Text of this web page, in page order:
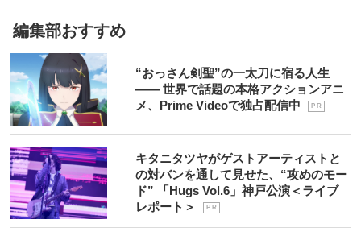
編集部おすすめ
“おっさん剣聖”の一太刀に宿る人生
―― 世界で話題の本格アクションアニ
メ、Prime Videoで独占配信中
P R
キタニタツヤがゲストアーティストと
の対バンを通して見せた、“攻めのモー
ド” 「Hugs Vol.6」神戸公演＜ライブ
レポート＞
P R